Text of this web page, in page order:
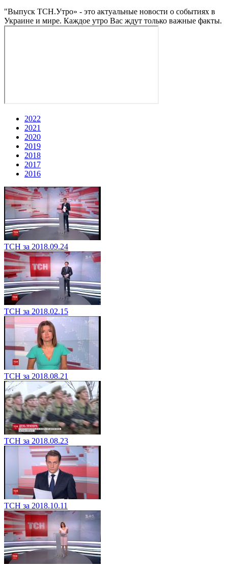
"Выпуск ТСН.Утро» - это актуальные новости о событиях в
Украине и мире. Каждое утро Вас ждут только важные факты.
2022
2021
2020
2019
2018
2017
2016
ТСН за 2018.09.24
ТСН за 2018.02.15
ТСН за 2018.08.21
ТСН за 2018.08.23
ТСН за 2018.10.11